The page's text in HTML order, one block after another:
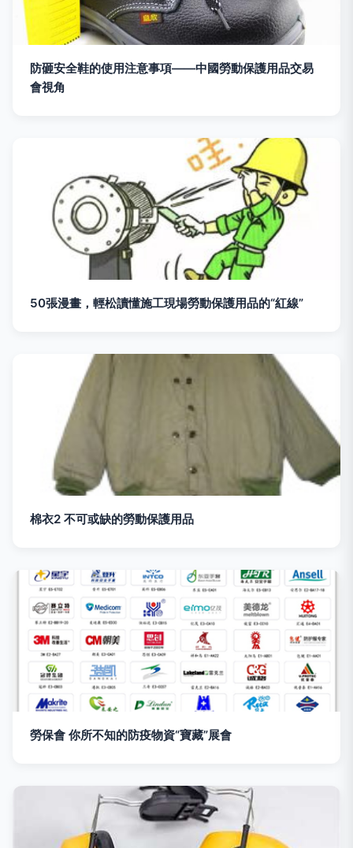
防砸安全鞋的使用注意事項——中國勞動保護用品交易
會視角
50張漫畫，輕松讀懂施工現場勞動保護用品的“紅線”
棉衣2 不可或缺的勞動保護用品
勞保會 你所不知的防疫物資“寶藏”展會